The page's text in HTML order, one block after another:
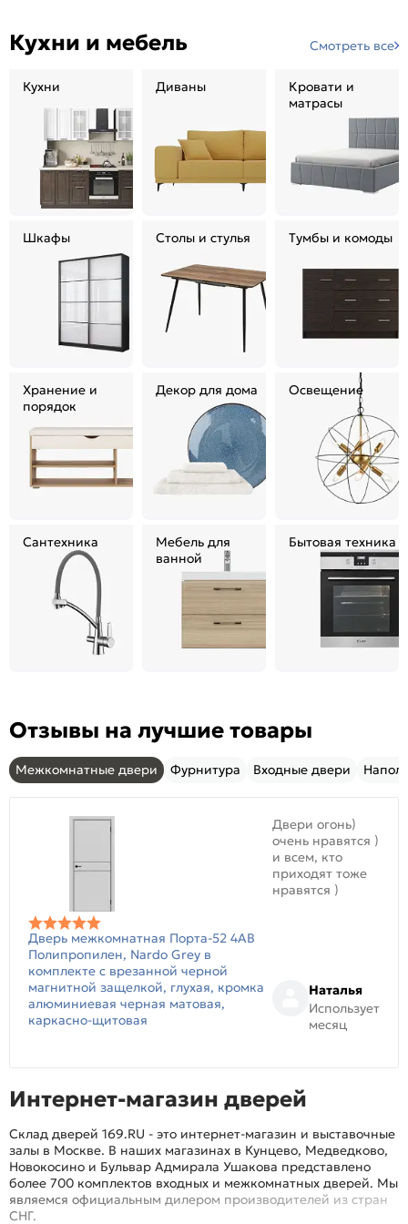
Кухни и мебель Смотреть все
Кухни Диваны
Кровати и
матрасы
Шкафы Столы и стулья Тумбы и комоды
Хранение и
порядок
Декор для дома Освещение
Сантехника
Мебель для
ванной
Бытовая техника
Отзывы на лучшие товары
Межкомнатные двери Фурнитура Входные двери
Дверь межкомнатная Порта-52 4AB
Полипропилен, Nardo Grey в
комплекте с врезанной черной
магнитной защелкой, глухая, кромка
алюминиевая черная матовая,
каркасно-щитовая
Двери огонь)
очень нравятся )
и всем, кто
приходят тоже
нравятся )
Наталья
Использует
месяц
Интернет-магазин дверей
Склад дверей 169.RU - это интернет-магазин и выставочные
залы в Москве. В наших магазинах в Кунцево, Медведково,
Новокосино и Бульвар Адмирала Ушакова представлено
более 700 комплектов входных и межкомнатных дверей. Мы
являемся официальным дилером производителей из стран
СНГ.